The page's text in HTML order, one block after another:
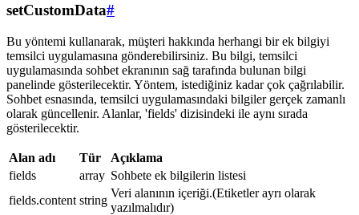
setCustomData#
Bu yöntemi kullanarak, müşteri hakkında herhangi bir ek bilgiyi
temsilci uygulamasına gönderebilirsiniz. Bu bilgi, temsilci
uygulamasında sohbet ekranının sağ tarafında bulunan bilgi
panelinde gösterilecektir. Yöntem, istediğiniz kadar çok çağrılabilir.
Sohbet esnasında, temsilci uygulamasındaki bilgiler gerçek zamanlı
olarak güncellenir. Alanlar, 'fields' dizisindeki ile aynı sırada
gösterilecektir.
Alan adı Tür
Açıklama
fields
array Sohbete ek bilgilerin listesi
fields.content string
Veri alanının içeriği.(Etiketler ayrı olarak
yazılmalıdır)